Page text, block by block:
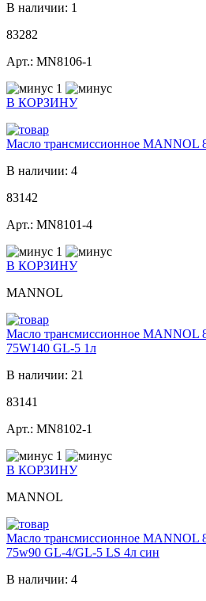
В наличии: 1
83282
Арт.: MN8106-1
1
В КОРЗИНУ
Масло трансмиссионное MANNOL
В наличии: 4
83142
Арт.: MN8101-4
1
В КОРЗИНУ
MANNOL
Масло трансмиссионное MANNOL
75W140 GL-5 1л
В наличии: 21
83141
Арт.: MN8102-1
1
В КОРЗИНУ
MANNOL
Масло трансмиссионное MANNOL
75w90 GL-4/GL-5 LS 4л син
В наличии: 4